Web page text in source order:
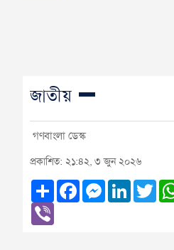
জাতীয়
গণবাংলা ডেস্ক
প্রকাশিত: ২১:৪২, ৩ জুন ২০২৬
ShareFacebookMessenger
LinkedIn